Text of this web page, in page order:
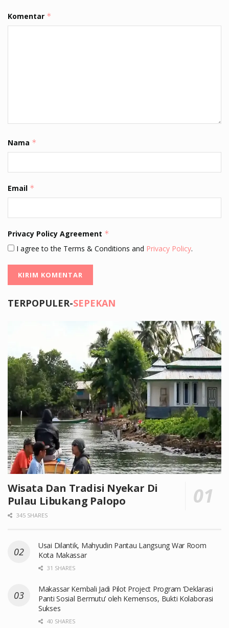
Komentar *
Nama *
Email *
Privacy Policy Agreement *
I agree to the Terms & Conditions and Privacy Policy.
TERPOPULER-SEPEKAN
Wisata Dan Tradisi Nyekar Di
Pulau Libukang Palopo
345 SHARES
Usai Dilantik, Mahyudin Pantau Langsung War Room
Kota Makassar
31 SHARES
Makassar Kembali Jadi Pilot Project Program ‘Deklarasi
Panti Sosial Bermutu’ oleh Kemensos, Bukti Kolaborasi
Sukses
40 SHARES